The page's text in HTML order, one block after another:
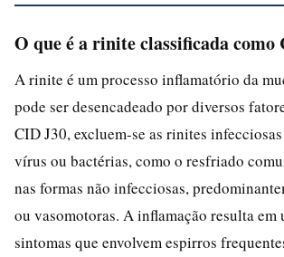
O que é a rinite classificada como
A rinite é um processo inflamatório da
pode ser desencadeado por diversos
CID J30, excluem-se as rinites
vírus ou bactérias, como o resfriado
nas formas não infecciosas,
ou vasomotoras. A inflamação resulta em
sintomas que envolvem espirros